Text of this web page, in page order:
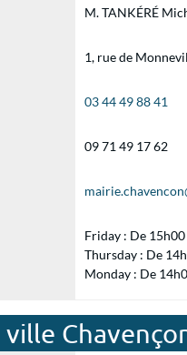
M. TANKÉRÉ
1, rue de
03 44 49 88 41
09 71 49 17 62
Friday : De
Thursday : De
Monday : De